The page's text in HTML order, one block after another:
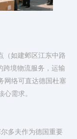
（如建邺区江东中路
跨境物流服务，运输
网络可直达德国杜塞
需求。
多夫作为德国重要